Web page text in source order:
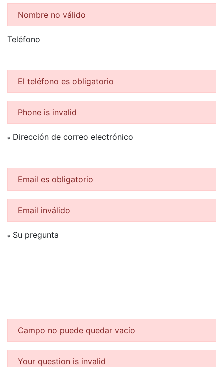
Nombre no válido
Teléfono
El teléfono es obligatorio
Phone is invalid
* Dirección de correo electrónico
Email es obligatorio
Email inválido
* Su pregunta
Campo no puede quedar vacío
Your question is invalid